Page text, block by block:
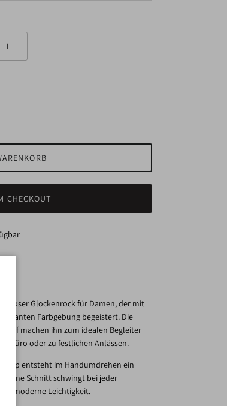
L
CHECKOUT
Glockenrock für Damen, der mit
Farbgebung begeistert. Die
machen ihn zum idealen Begleiter
Büro oder zu festlichen Anlässen.
entsteht im Handumdrehen ein
Schnitt schwingt bei jeder
moderne Leichtigkeit.